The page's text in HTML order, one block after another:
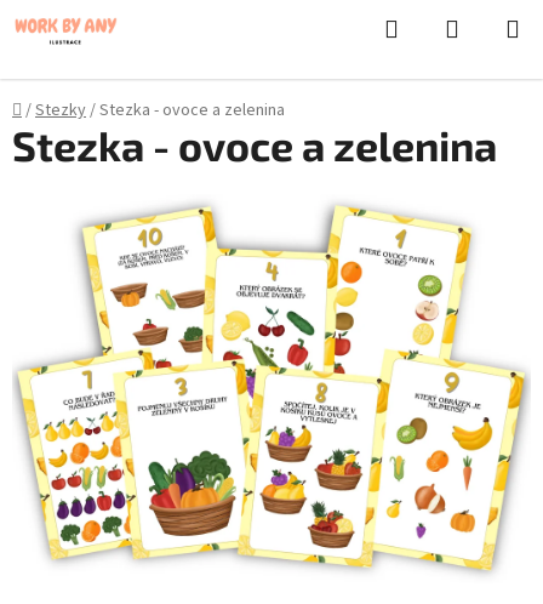
Přejít
Hledat
Domů
/Stezky/Stezka - ovoce a zelenina
Stezka - ovoce a zelenina